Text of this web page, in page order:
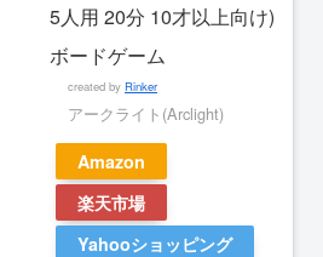
5人用 20分 10才以上向け)
ボードゲーム
created by Rinker
アークライト(Arclight)
Amazon
楽天市場
Yahooショッピング